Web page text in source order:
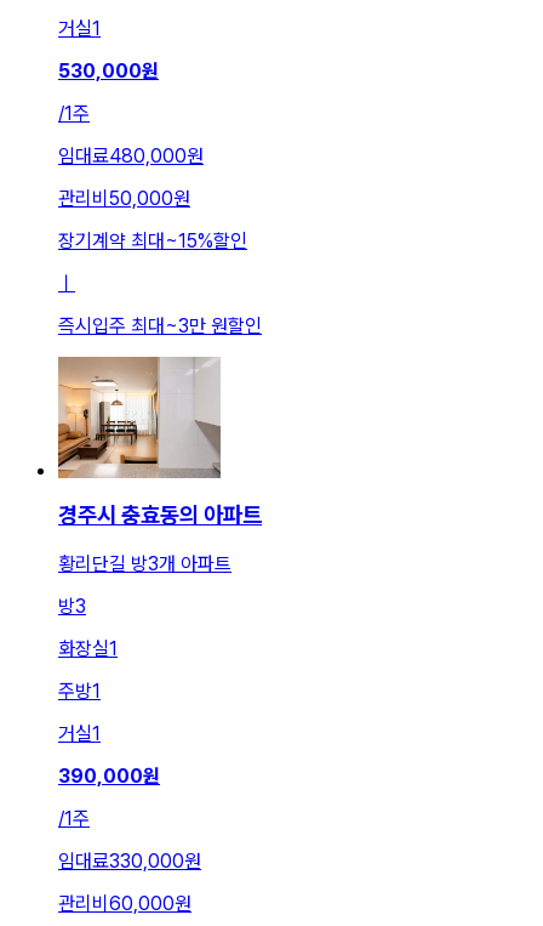
거실1
530,000원
/1주
임대료480,000원
관리비 50,000원
장기계약 최대 ~15%할인
즉시입주 최대 ~3만 원할인
경주시 충효동의 아파트
황리단길 방3개 아파트
방3
화장실1
주방1
거실1
390,000원
/1주
임대료330,000원
관리비 60,000원